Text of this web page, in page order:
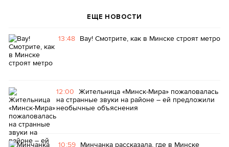
ЕЩЕ НОВОСТИ
13:48 Вау! Смотрите, как в Минске строят метро
12:00 Жительница «Минск-Мира» пожаловалась
на странные звуки на районе – ей предложили
необычные объяснения
10:59 Минчанка рассказала, где в Минске